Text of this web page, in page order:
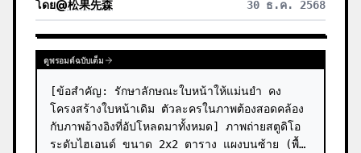
โดย@松果先森 30 ธ.ค. 2568
ดูพรอมต์ฉบับเต็ม
[ข้อสำคัญ: รักษาลักษณะใบหน้าให้แม่นยำ คง
โครงสร้างใบหน้าเดิม ตัวละครในภาพต้องสอดคล้อง
กับภาพอ้างอิงที่อัปโหลดมาทั้งหมด] ภาพถ่ายสตูดิโอ
ระดับไฮเอนด์ ขนาด 2x2 ตาราง แผงบนซ้าย (พื้น